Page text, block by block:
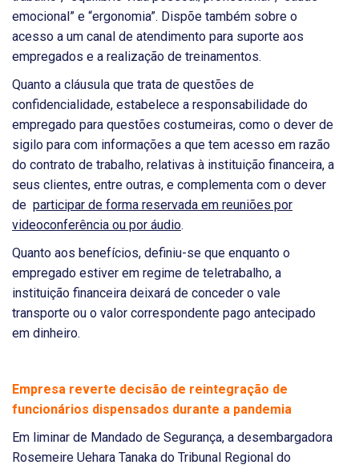
emocional” e “ergonomia”. Dispõe também sobre o
acesso a um canal de atendimento para suporte aos
empregados e a realização de treinamentos.
Quanto a cláusula que trata de questões de
confidencialidade, estabelece a responsabilidade do
empregado para questões costumeiras, como o dever de
sigilo para com informações a que tem acesso em razão
do contrato de trabalho, relativas à instituição financeira, a
seus clientes, entre outras, e complementa com o dever
de participar de forma reservada em reuniões por
videoconferência ou por áudio.
Quanto aos benefícios, definiu-se que enquanto o
empregado estiver em regime de teletrabalho, a
instituição financeira deixará de conceder o vale
transporte ou o valor correspondente pago antecipado
em dinheiro.
Empresa reverte decisão de reintegração de
funcionários dispensados durante a pandemia
Em liminar de Mandado de Segurança, a desembargadora
Rosemeire Uehara Tanaka do Tribunal Regional do